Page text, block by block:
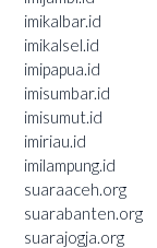
imikalbar.id
imikalsel.id
imipapua.id
imisumbar.id
imisumut.id
imiriau.id
imilampung.id
suaraaceh.org
suarabanten.org
suarajogja.org